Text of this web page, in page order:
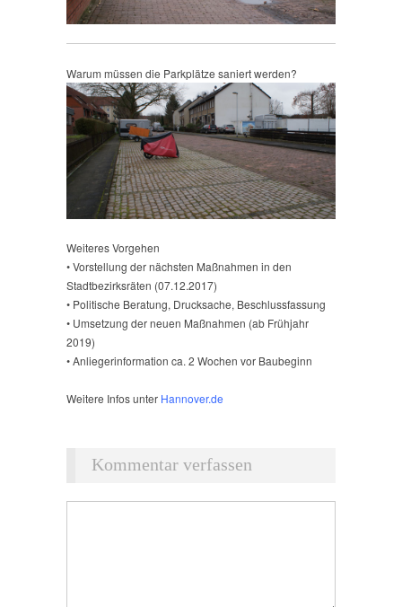
Warum müssen die Parkplätze saniert werden?
Weiteres Vorgehen
• Vorstellung der nächsten Maßnahmen in den
Stadtbezirksräten (07.12.2017)
• Politische Beratung, Drucksache, Beschlussfassung
• Umsetzung der neuen Maßnahmen (ab Frühjahr
2019)
• Anliegerinformation ca. 2 Wochen vor Baubeginn
Weitere Infos unter Hannover.de
Kommentar verfassen